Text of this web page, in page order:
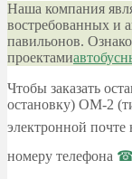
Наша компания
востребованных и
павильонов.
проектами
Чтобы заказать
остановку) ОМ-2
электронной
номеру телефона